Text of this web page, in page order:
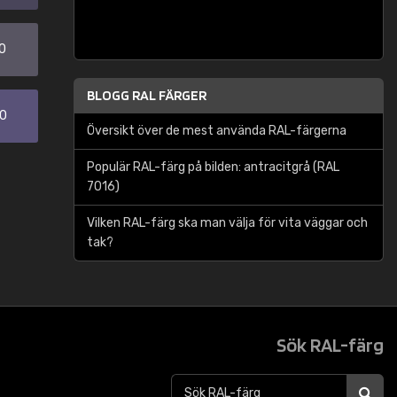
BLOGG RAL FÄRGER
Översikt över de mest använda RAL-färgerna
Populär RAL-färg på bilden: antracitgrå (RAL
7016)
Vilken RAL-färg ska man välja för vita väggar och
tak?
Sök RAL-färg